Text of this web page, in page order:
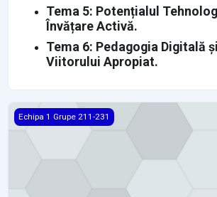
Tema 5: Potențialul
Învățare Activă.
Tema 6: Pedagogia Digitală
Viitorului Apropiat.
GRUPA 224
Echipa 1 Grupe 211-231